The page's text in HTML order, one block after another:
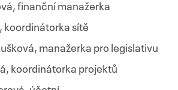
finanční manažerka
koordinátorka sítě
manažerka pro legislativu
koordinátorka projektů